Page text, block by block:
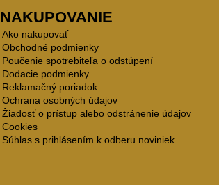
NAKUPOVANIE
Ako nakupovať
Obchodné podmienky
Poučenie spotrebiteľa o odstúpení
Dodacie podmienky
Reklamačný poriadok
Ochrana osobných údajov
Žiadosť o prístup alebo odstránenie údajov
Cookies
Súhlas s prihlásením k odberu noviniek